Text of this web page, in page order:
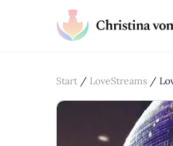
Start / LoveStreams /